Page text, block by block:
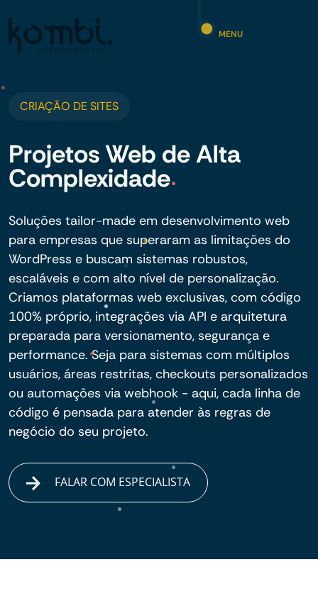
MENU
CRIAÇÃO DE SITES
Projetos Web de Alta
Complexidade
Soluções tailor-made em desenvolvimento web
para empresas que superaram as limitações do
WordPress e buscam sistemas robustos,
escaláveis e com alto nível de personalização.
Criamos plataformas web exclusivas, com código
100% próprio, integrações via API e arquitetura
preparada para versionamento, segurança e
performance. Seja para sistemas com múltiplos
usuários, áreas restritas, checkouts personalizados
ou automações via webhook - aqui, cada linha de
código é pensada para atender às regras de
negócio do seu projeto.
FALAR COM ESPECIALISTA